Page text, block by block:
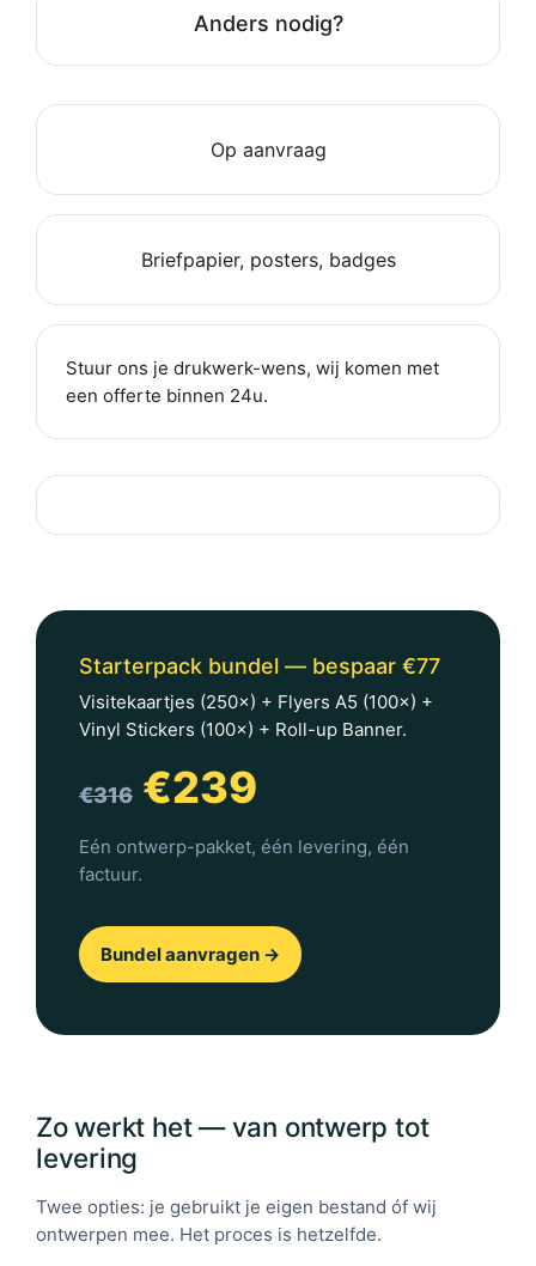
Anders nodig?
Op aanvraag
Briefpapier, posters, badges
Stuur ons je drukwerk-wens, wij komen met
een offerte binnen 24u.
Starterpack bundel — bespaar €77
Visitekaartjes (250×) + Flyers A5 (100×) +
Vinyl Stickers (100×) + Roll-up Banner.
€316 €239
Eén ontwerp-pakket, één levering, één
factuur.
Bundel aanvragen →
Zo werkt het — van ontwerp tot
levering
Twee opties: je gebruikt je eigen bestand óf wij
ontwerpen mee. Het proces is hetzelfde.